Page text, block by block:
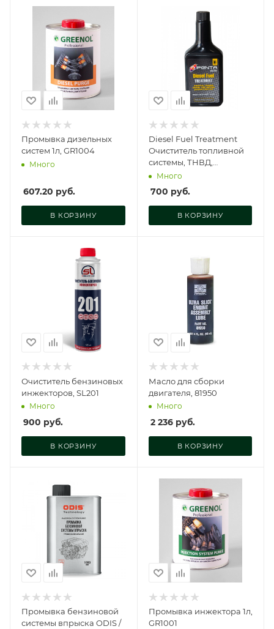
Промывка дизельных
систем 1л, GR1004
Много
607.20 руб.
В КОРЗИНУ
Diesel Fuel Treatment
Очиститель топливной
системы, ТНВД,
форсунок дизельного
двигателя, P30330
Много
700 руб.
В КОРЗИНУ
Очиститель бензиновых
инжекторов, SL201
Много
900 руб.
В КОРЗИНУ
Масло для сборки
двигателя, 81950
Много
2 236руб.
В КОРЗИНУ
Промывка бензиновой
системы впрыска ODIS /
Промывка инжектора 1л,
GR1001